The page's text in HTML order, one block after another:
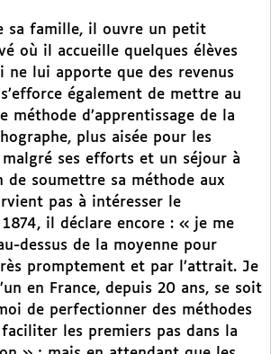
sa famille, il ouvre un petit
où il accueille quelques élèves
ne lui apporte que des revenus
également de mettre au
méthode d’apprentissage de la
plus aisée pour les
ses efforts et un séjour à
de soumettre sa méthode aux
pas à intéresser le
1874, il déclare encore : « je me
dessus de la moyenne pour
promptement et par l’attrait. Je
en France, depuis 20 ans, se soit
de perfectionner des méthodes
les premiers pas dans la